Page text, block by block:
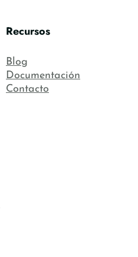
Recursos
Blog
Documentación
Contacto